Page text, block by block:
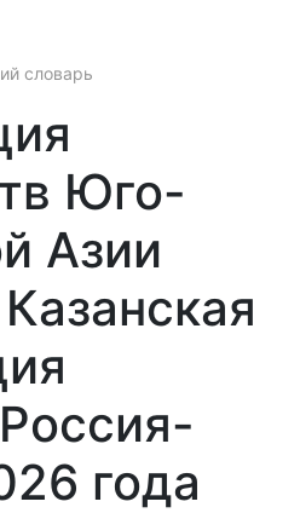
словарь
Юго-
Азии
года